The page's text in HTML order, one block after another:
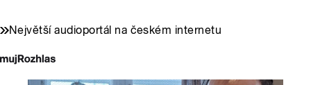
Největší audioportál na českém internetu